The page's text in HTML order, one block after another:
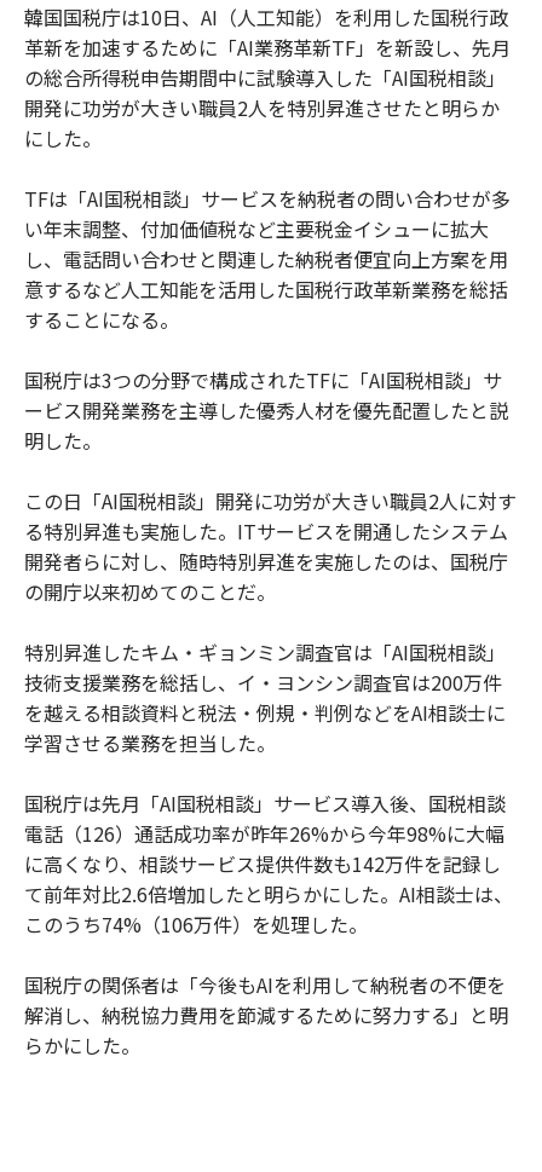
韓国国税庁は10日、AI（人工知能）を利用した国税行政
革新を加速するために「AI業務革新TF」を新設し、先月
の総合所得税申告期間中に試験導入した「AI国税相談」
開発に功労が大きい職員2人を特別昇進させたと明らか
にした。
TFは「AI国税相談」サービスを納税者の問い合わせが多
い年末調整、付加価値税など主要税金イシューに拡大
し、電話問い合わせと関連した納税者便宜向上方案を用
意するなど人工知能を活用した国税行政革新業務を総括
することになる。
国税庁は3つの分野で構成されたTFに「AI国税相談」サ
ービス開発業務を主導した優秀人材を優先配置したと説
明した。
この日「AI国税相談」開発に功労が大きい職員2人に対す
る特別昇進も実施した。ITサービスを開通したシステム
開発者らに対し、随時特別昇進を実施したのは、国税庁
の開庁以来初めてのことだ。
特別昇進したキム・ギョンミン調査官は「AI国税相談」
技術支援業務を総括し、イ・ヨンシン調査官は200万件
を越える相談資料と税法・例規・判例などをAI相談士に
学習させる業務を担当した。
国税庁は先月「AI国税相談」サービス導入後、国税相談
電話（126）通話成功率が昨年26%から今年98%に大幅
に高くなり、相談サービス提供件数も142万件を記録し
て前年対比2.6倍増加したと明らかにした。AI相談士は、
このうち74%（106万件）を処理した。
国税庁の関係者は「今後もAIを利用して納税者の不便を
解消し、納税協力費用を節減するために努力する」と明
らかにした。